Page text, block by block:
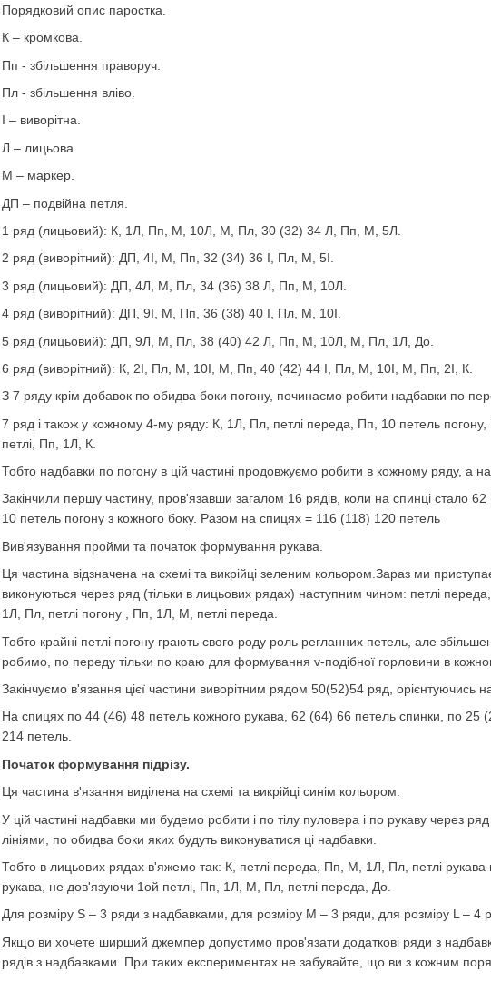
Порядковий опис паростка.
К – кромкова.
Пп - збільшення праворуч.
Пл - збільшення вліво.
І – виворітна.
Л – лицьова.
М – маркер.
ДП – подвійна петля.
1 ряд (лицьовий): К, 1Л, Пп, М, 10Л, М, Пл, 30 (32) 34 Л, Пп, М, 5Л.
2 ряд (виворітний): ДП, 4І, М, Пп, 32 (34) 36 І, Пл, М, 5І.
3 ряд (лицьовий): ДП, 4Л, М, Пл, 34 (36) 38 Л, Пп, М, 10Л.
4 ряд ​​(виворітний): ДП, 9І, М, Пп, 36 (38) 40 І, Пл, М, 10І.
5 ряд (лицьовий): ДП, 9Л, М, Пл, 38 (40) 42 Л, Пп, М, 10Л, М, Пл, 1Л, До.
6 ряд (виворітний): К, 2І, Пл, М, 10І, М, Пп, 40 (42) 44 І, Пл, М, 10І, М, Пп, 2І, К.
З 7 ряду крім добавок по обидва боки погону, починаємо робити надбавки по
7 ряд і також у кожному 4-му ряду: К, 1Л, Пл, петлі переда, Пп, 10 петель
петлі, Пп, 1Л, К.
Тобто надбавки по погону в цій частині продовжуємо робити в кожному ряду, а
Закінчили першу частину, пров'язавши загалом 16 рядів, коли на спинці стало
10 петель погону з кожного боку. Разом на спицях = 116 (118) 120 петель
Вив'язування пройми та початок формування рукава.
Ця частина відзначена на схемі та викрійці зеленим кольором.Зараз ми
виконуються через ряд (тільки в лицьових рядах) наступним чином: петлі
1Л, Пл, петлі погону , Пп, 1Л, М, петлі переда.
Тобто крайні петлі погону грають свого роду роль регланних петель, але
робимо, по переду тільки по краю для формування v-подібної горловини в
Закінчуємо в'язання цієї частини виворітним рядом 50(52)54 ряд, орієнтуючись
На спицях по 44 (46) 48 петель кожного рукава, 62 (64) 66 петель спинки, по
214 петель.
Початок формування підрізу.
Ця частина в'язання виділена на схемі та викрійці синім кольором.
У цій частині надбавки ми будемо робити і по тілу пуловера і по рукаву через
лініями, по обидва боки яких будуть виконуватися ці надбавки.
Тобто в лицьових рядах в'яжемо так: К, петлі переда, Пп, М, 1Л, Пл, петлі
рукава, не дов'язуючи 1ой петлі, Пп, 1Л, М, Пл, петлі переда, До.
Для розміру S – 3 ряди з надбавками, для розміру М – 3 ряди, для розміру L – 4
Якщо ви хочете ширший джемпер допустимо пров'язати додаткові ряди з
рядів з надбавками. При таких експериментах не забувайте, що ви з кожним